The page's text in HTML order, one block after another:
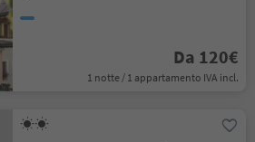
Da 120€
1 notte / 1 appartamento IVA incl.